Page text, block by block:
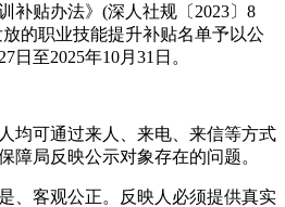
补贴办法》(深人社规〔2023〕8
的职业技能提升补贴名单予以公
日至2025年10月31日。
均可通过来人、来电、来信等方式
障局反映公示对象存在的问题。
、客观公正。反映人必须提供真实